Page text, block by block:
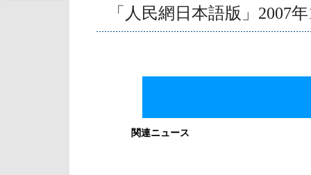
「人民網日本語版」2007
関連ニュース